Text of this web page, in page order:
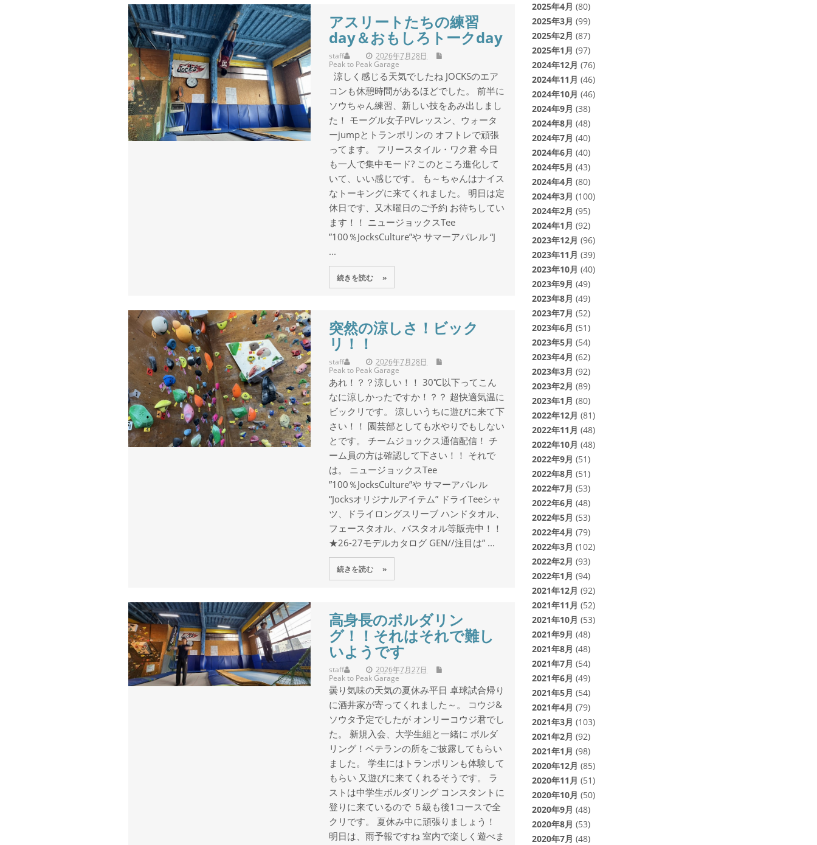
アスリートたちの練習
day＆おもしろトークday
staff
2026年7月28日
Peak to Peak Garage
涼しく感じる天気でしたね JOCKSのエア
コンも休憩時間があるほどでした。 前半に
ソウちゃん練習、新しい技をあみ出しまし
た！ モーグル女子PVレッスン、ウォータ
ーjumpとトランポリンの オフトレで頑張
ってます。 フリースタイル・ワク君 今日
も一人で集中モード? このところ進化して
いて、いい感じです。 も～ちゃんはナイス
なトーキングに来てくれました。 明日は定
休日です、又木曜日のご予約 お待ちしてい
ます！！ ニュージョックスTee
”100％JocksCulture”や サマーアパレル “J
...
続きを読む »
突然の涼しさ！ビック
リ！！
staff
2026年7月28日
Peak to Peak Garage
あれ！？？涼しい！！ 30℃以下ってこん
なに涼しかったですか！？？ 超快適気温に
ビックリです。 涼しいうちに遊びに来て下
さい！！ 園芸部としても水やりでもしない
とです。 チームジョックス通信配信！ チ
ーム員の方は確認して下さい！！ それで
は。 ニュージョックスTee
”100％JocksCulture”や サマーアパレル
“Jocksオリジナルアイテム” ドライTeeシャ
ツ、ドライロングスリーブ ハンドタオル、
フェースタオル、バスタオル等販売中！！
★26-27モデルカタログ GEN//注目は” ...
続きを読む »
高身長のボルダリン
グ！！それはそれで難し
いようです
staff
2026年7月27日
Peak to Peak Garage
曇り気味の天気の夏休み平日 卓球試合帰り
に酒井家が寄ってくれました～。 コウジ&
ソウタ予定でしたが オンリーコウジ君でし
た。 新規入会、大学生組と一緒に ボルダ
リング！ベテランの所をご披露してもらい
ました。 学生にはトランポリンも体験して
もらい 又遊びに来てくれるそうです。 ラ
ストは中学生ボルダリング コンスタントに
登りに来ているので ５級も後1コースで全
クリです。 夏休み中に頑張りましょう！
明日は、雨予報ですね 室内で楽しく遊べま
2025年4月 (80)
2025年3月 (99)
2025年2月 (87)
2025年1月 (97)
2024年12月 (76)
2024年11月 (46)
2024年10月 (46)
2024年9月 (38)
2024年8月 (48)
2024年7月 (40)
2024年6月 (40)
2024年5月 (43)
2024年4月 (80)
2024年3月 (100)
2024年2月 (95)
2024年1月 (92)
2023年12月 (96)
2023年11月 (39)
2023年10月 (40)
2023年9月 (49)
2023年8月 (49)
2023年7月 (52)
2023年6月 (51)
2023年5月 (54)
2023年4月 (62)
2023年3月 (92)
2023年2月 (89)
2023年1月 (80)
2022年12月 (81)
2022年11月 (48)
2022年10月 (48)
2022年9月 (51)
2022年8月 (51)
2022年7月 (53)
2022年6月 (48)
2022年5月 (53)
2022年4月 (79)
2022年3月 (102)
2022年2月 (93)
2022年1月 (94)
2021年12月 (92)
2021年11月 (52)
2021年10月 (53)
2021年9月 (48)
2021年8月 (48)
2021年7月 (54)
2021年6月 (49)
2021年5月 (54)
2021年4月 (79)
2021年3月 (103)
2021年2月 (92)
2021年1月 (98)
2020年12月 (85)
2020年11月 (51)
2020年10月 (50)
2020年9月 (48)
2020年8月 (53)
2020年7月 (48)